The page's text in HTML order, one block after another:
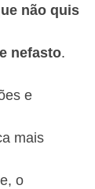
não quis
nefasto.
e
mais
o